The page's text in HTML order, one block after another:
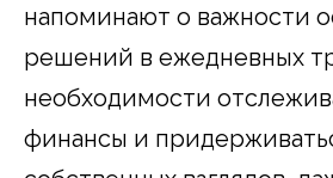
напоминают о важности
решений в ежедневных
необходимости
финансы и